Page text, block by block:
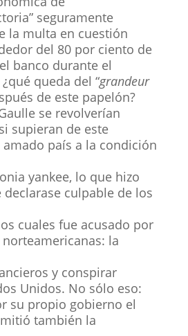
seguramente
la multa en cuestión
del 80 por ciento de
banco durante el
queda del “grandeur
de este papelón?
se revolverían
supieran de este
amado país a la condición
yankee, lo que hizo
declarase culpable de los
cuales fue acusado por
la
y conspirar
Unidos. No sólo eso:
su propio gobierno el
también la